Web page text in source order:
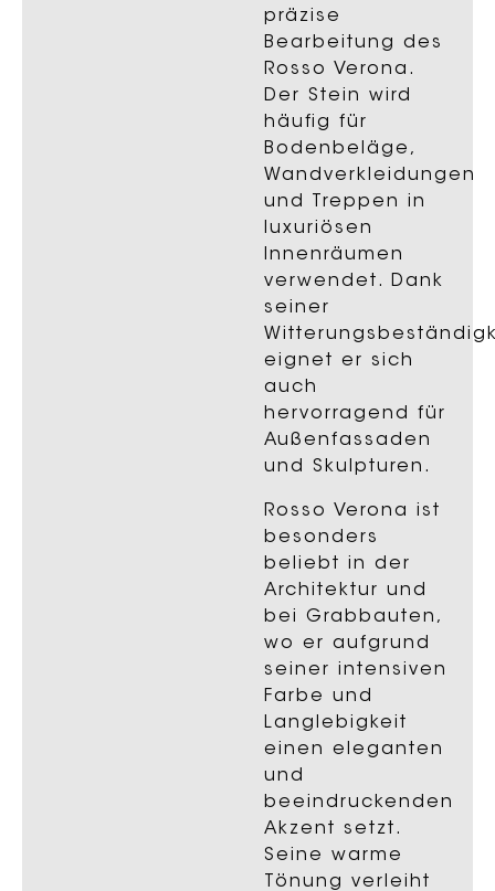
präzise
Bearbeitung des
Rosso Verona.
Der Stein wird
häufig für
Bodenbeläge,
Wandverkleidungen
und Treppen in
luxuriösen
Innenräumen
verwendet. Dank
seiner
eignet er sich
auch
hervorragend für
Außenfassaden
und Skulpturen.
Rosso Verona ist
besonders
beliebt in der
Architektur und
bei Grabbauten,
wo er aufgrund
seiner intensiven
Farbe und
Langlebigkeit
einen eleganten
und
beeindruckenden
Akzent setzt.
Seine warme
Tönung verleiht